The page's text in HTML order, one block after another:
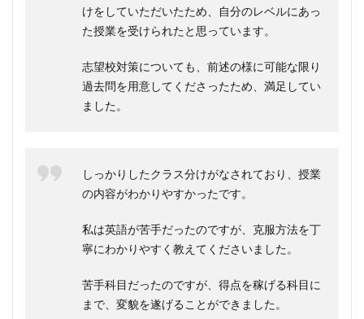
けをしていただいたため、自分のレベルにあっ
た授業を受けられたと思っています。
志望校対策についても、前述の様に可能な限り
過去問を用意してくださったため、満足してい
ました。
しっかりしたクラス分けがなされており、授業
の内容がわかりやすかったです。
私は英語が苦手だったのですが、克服方法を丁
寧にわかりやすく教えてくださいました。
苦手科目だったのですが、得点を稼げる科目に
まで、変貌を遂げることができました。